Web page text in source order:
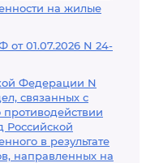
на жилые
01.07.2026 N 24-
Федерации N
связанных с
Российской
в результате
направленных на